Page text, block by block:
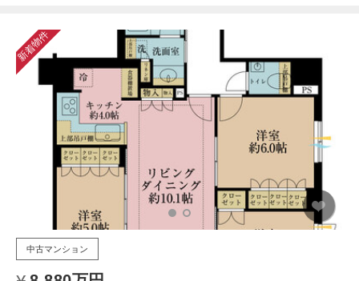
新着物件
中古マンション